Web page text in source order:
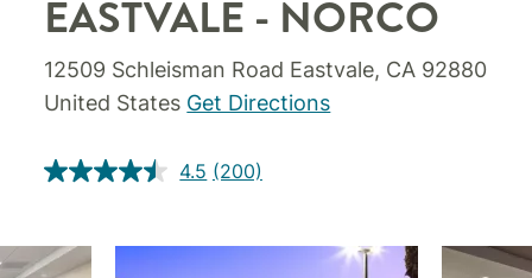
EASTVALE - NORCO
12509 Schleisman Road Eastvale, CA 92880
United States Get Directions
4.5 (200)